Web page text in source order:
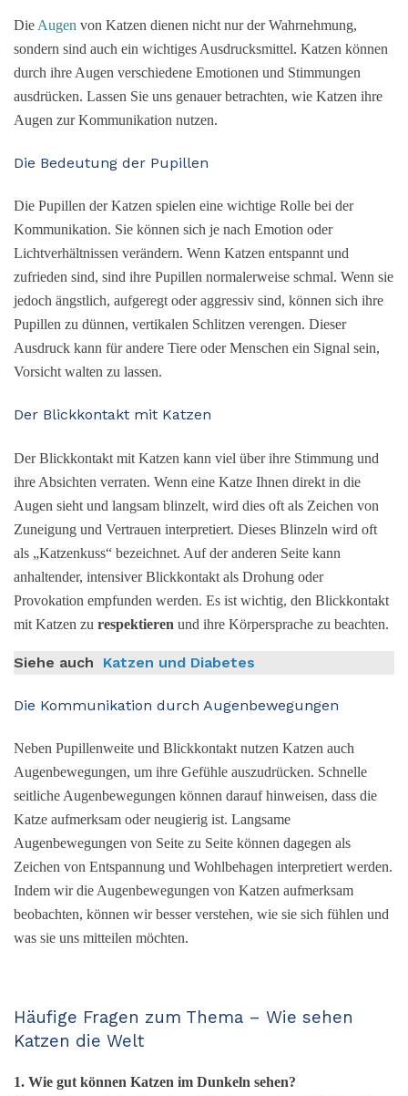
Die Augen von Katzen dienen nicht nur der Wahrnehmung,
sondern sind auch ein wichtiges Ausdrucksmittel. Katzen können
durch ihre Augen verschiedene Emotionen und Stimmungen
ausdrücken. Lassen Sie uns genauer betrachten, wie Katzen ihre
Augen zur Kommunikation nutzen.
Die Bedeutung der Pupillen
Die Pupillen der Katzen spielen eine wichtige Rolle bei der
Kommunikation. Sie können sich je nach Emotion oder
Lichtverhältnissen verändern. Wenn Katzen entspannt und
zufrieden sind, sind ihre Pupillen normalerweise schmal. Wenn sie
jedoch ängstlich, aufgeregt oder aggressiv sind, können sich ihre
Pupillen zu dünnen, vertikalen Schlitzen verengen. Dieser
Ausdruck kann für andere Tiere oder Menschen ein Signal sein,
Vorsicht walten zu lassen.
Der Blickkontakt mit Katzen
Der Blickkontakt mit Katzen kann viel über ihre Stimmung und
ihre Absichten verraten. Wenn eine Katze Ihnen direkt in die
Augen sieht und langsam blinzelt, wird dies oft als Zeichen von
Zuneigung und Vertrauen interpretiert. Dieses Blinzeln wird oft
als „Katzenkuss“ bezeichnet. Auf der anderen Seite kann
anhaltender, intensiver Blickkontakt als Drohung oder
Provokation empfunden werden. Es ist wichtig, den Blickkontakt
mit Katzen zu respektieren und ihre Körpersprache zu beachten.
Siehe auch Katzen und Diabetes
Die Kommunikation durch Augenbewegungen
Neben Pupillenweite und Blickkontakt nutzen Katzen auch
Augenbewegungen, um ihre Gefühle auszudrücken. Schnelle
seitliche Augenbewegungen können darauf hinweisen, dass die
Katze aufmerksam oder neugierig ist. Langsame
Augenbewegungen von Seite zu Seite können dagegen als
Zeichen von Entspannung und Wohlbehagen interpretiert werden.
Indem wir die Augenbewegungen von Katzen aufmerksam
beobachten, können wir besser verstehen, wie sie sich fühlen und
was sie uns mitteilen möchten.
Häufige Fragen zum Thema – Wie sehen
Katzen die Welt
1. Wie gut können Katzen im Dunkeln sehen?